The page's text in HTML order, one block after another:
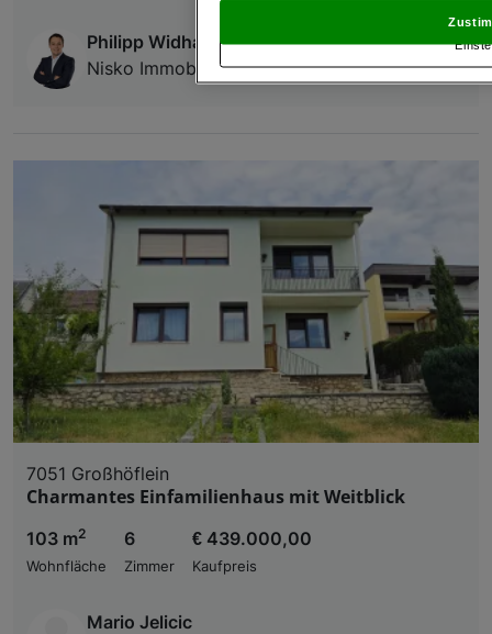
Philipp Widhalm
Nisko Immobilien GmbH
7051 Großhöflein
Charmantes Einfamilienhaus mit Weitblick
103 m2
Wohnfläche
6
Zimmer
€ 439.000,00
Kaufpreis
Mario Jelicic
und Widerspruch gegen die Verarbeitung auf der
„Cookie Einstellungen“, die sich auf jeder Seite
Zugriff auf Informationen auf einem Endgerät.
Liste der Partner (Lieferanten)